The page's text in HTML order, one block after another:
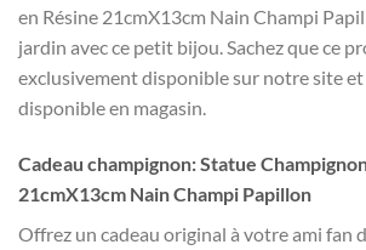
en Résine 21cmX13cm Nain Champi
jardin avec ce petit bijou. Sachez que ce
exclusivement disponible sur notre site et
disponible en magasin.
Cadeau champignon: Statue
21cmX13cm Nain Champi Papillon
Offrez un cadeau original à votre ami fan